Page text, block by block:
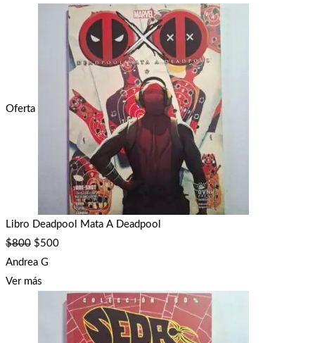
Oferta
Libro Deadpool Mata A Deadpool
$800 $500
Andrea G
Ver más